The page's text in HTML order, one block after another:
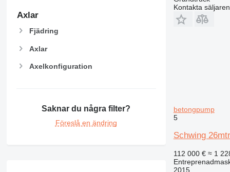
Axlar
Fjädring
Axlar
Axelkonfiguration
Saknar du några filter?
Föreslå en ändring
Kontakta säljaren
betongpump
5
Schwing
112 000 € ≈ 1
2015